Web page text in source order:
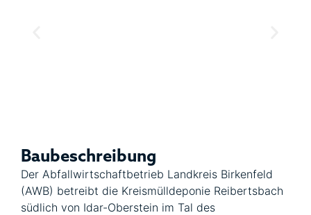
Baubeschreibung
Der Abfallwirtschaftbetrieb Landkreis Birkenfeld
(AWB) betreibt die Kreismülldeponie Reibertsbach
südlich von Idar-Oberstein im Tal des